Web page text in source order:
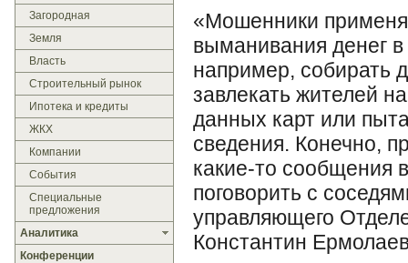
Загородная
Земля
Власть
Строительный рынок
Ипотека и кредиты
ЖКХ
Компании
События
Специальные
предложения
Аналитика
Конференции
«Мошенники
выманивания денег
например, собирать
завлекать жителей
данных карт или
сведения. Конечно,
какие-то сообщения
поговорить с
управляющего
Константин